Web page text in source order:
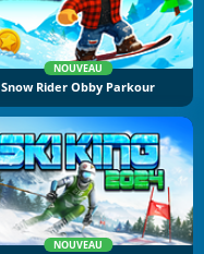
NOUVEAU
Snow Rider Obby Parkour
NOUVEAU